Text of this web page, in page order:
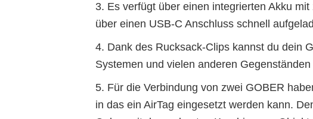
3. Es verfügt über einen integrierten Akku
über einen USB-C Anschluss schnell
4. Dank des Rucksack-Clips kannst du dein
Systemen und vielen anderen
5. Für die Verbindung von zwei GOBER
in das ein AirTag eingesetzt werden kann.